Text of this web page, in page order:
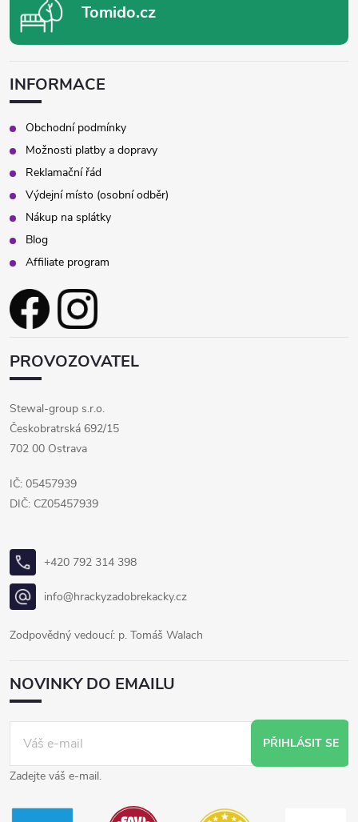
Tomido.cz
INFORMACE
Obchodní podmínky
Možnosti platby a dopravy
Reklamační řád
Výdejní místo (osobní odběr)
Nákup na splátky
Blog
Affiliate program
PROVOZOVATEL
Stewal-group s.r.o.
Českobratrská 692/15
702 00 Ostrava
IČ: 05457939
DIČ: CZ05457939
+420 792 314 398
info@hrackyzadobrekacky.cz
Zodpovědný vedoucí: p. Tomáš Walach
NOVINKY DO EMAILU
PŘIHLÁSIT SE
Zadejte váš e-mail.